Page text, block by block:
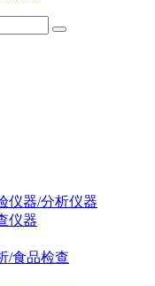
仪器/分析仪器
仪器
/食品检查